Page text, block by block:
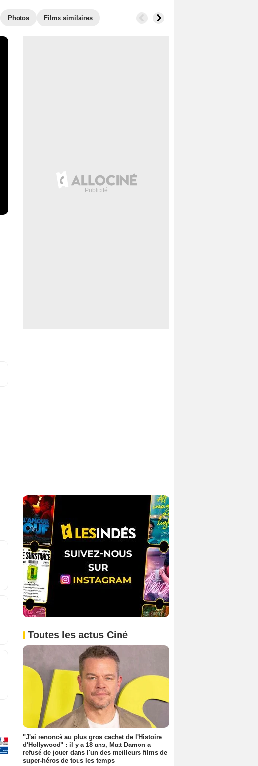
Photos Films similaires
Toutes les actus Ciné
"J'ai renoncé au plus gros cachet de l'Histoire
d'Hollywood" : il y a 18 ans, Matt Damon a
refusé de jouer dans l'un des meilleurs films de
super-héros de tous les temps